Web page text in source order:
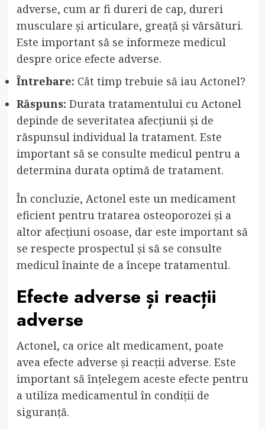
adverse, cum ar fi dureri de cap, dureri
musculare și articulare, greață și vărsături.
Este important să se informeze medicul
despre orice efecte adverse.
Întrebare: Cât timp trebuie să iau Actonel?
Răspuns: Durata tratamentului cu Actonel
depinde de severitatea afecțiunii și de
răspunsul individual la tratament. Este
important să se consulte medicul pentru a
determina durata optimă de tratament.
În concluzie, Actonel este un medicament
eficient pentru tratarea osteoporozei și a
altor afecțiuni osoase, dar este important să
se respecte prospectul și să se consulte
medicul înainte de a începe tratamentul.
Efecte adverse și reacții
adverse
Actonel, ca orice alt medicament, poate
avea efecte adverse și reacții adverse. Este
important să înțelegem aceste efecte pentru
a utiliza medicamentul în condiții de
siguranță.